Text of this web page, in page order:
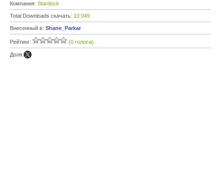
Компания: Stardock
Total Downloads скачать: 10 049
Внесенный в: Shane_Parkar
Рейтинг: (0 голоса)
Доля: